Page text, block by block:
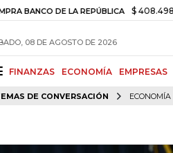
DE LA REPÚBLICA $ 408.498,97 +$
08 DE AGOSTO DE 2026
FINANZAS ECONOMÍA EMPRESAS
DE CONVERSACIÓN ECONOMÍA